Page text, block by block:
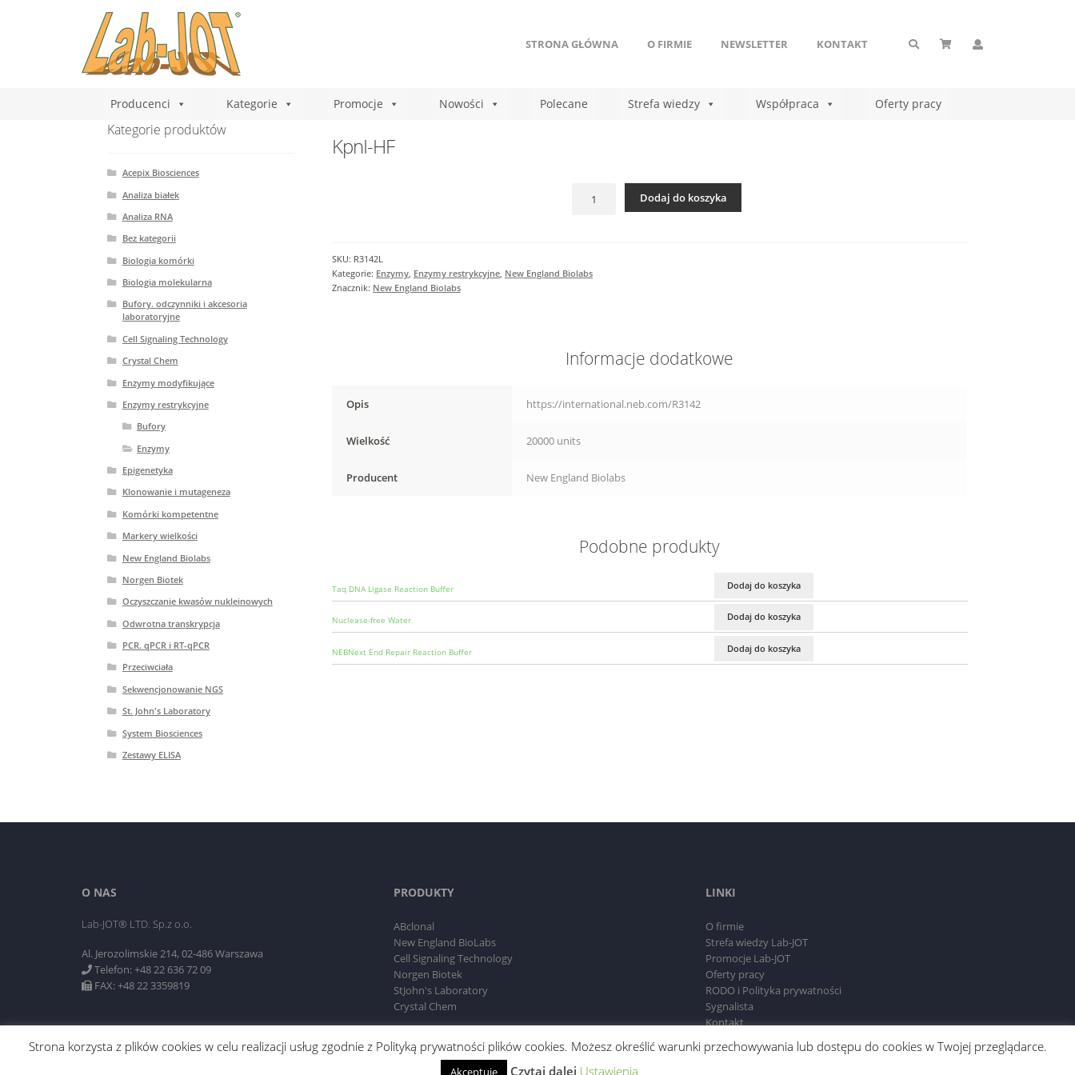
STRONA GŁÓWNA O FIRMIE NEWSLETTER KONTAKT
Producenci Kategorie Promocje Nowości Polecane Strefa wiedzy Współpraca Oferty pracy
KpnI-HF
KpnI-
Dodaj do koszyka
SKU: R3142L
Kategorie: Enzymy, Enzymy restrykcyjne, New England Biolabs
Znacznik: New England Biolabs
Informacje dodatkowe
Opis https://international.neb.com/R3142
Wielkość 20000 units
Producent New England Biolabs
Podobne produkty
Taq DNA Ligase Reaction Buffer Dodaj do koszyka
Nuclease-free Water Dodaj do koszyka
NEBNext End Repair Reaction Buffer Dodaj do koszyka
Kategorie produktów
Acepix Biosciences
Analiza białek
Analiza RNA
Bez kategorii
Biologia komórki
Biologia molekularna
Bufory. odczynniki i akcesoria
laboratoryjne
Cell Signaling Technology
Crystal Chem
Enzymy modyfikujące
Enzymy restrykcyjne
Bufory
Enzymy
Epigenetyka
Klonowanie i mutageneza
Komórki kompetentne
Markery wielkości
New England Biolabs
Norgen Biotek
Oczyszczanie kwasów nukleinowych
Odwrotna transkrypcja
PCR. qPCR i RT-qPCR
Przeciwciała
Sekwencjonowanie NGS
St. John's Laboratory
System Biosciences
Zestawy ELISA
O NAS
Lab-JOT® LTD. Sp.z o.o.
Al. Jerozolimskie 214, 02-486 Warszawa
Telefon: +48 22 636 72 09
FAX: +48 22 3359819
PRODUKTY
ABclonal
New England BioLabs
Cell Signaling Technology
Norgen Biotek
StJohn's Laboratory
Crystal Chem
LINKI
O firmie
Strefa wiedzy Lab-JOT
Promocje Lab-JOT
Oferty pracy
RODO i Polityka prywatności
Sygnalista
Kontakt
Strona korzysta z plików cookies w celu realizacji usług zgodnie z Polityką prywatności plików cookies. Możesz określić warunki przechowywania lub dostępu do cookies w Twojej przeglądarce.
Akceptuję Czytaj dalej Ustawienia